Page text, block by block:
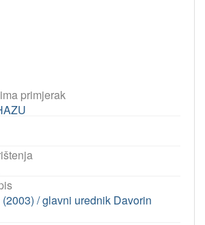
primjerak
/ glavni urednik Davorin